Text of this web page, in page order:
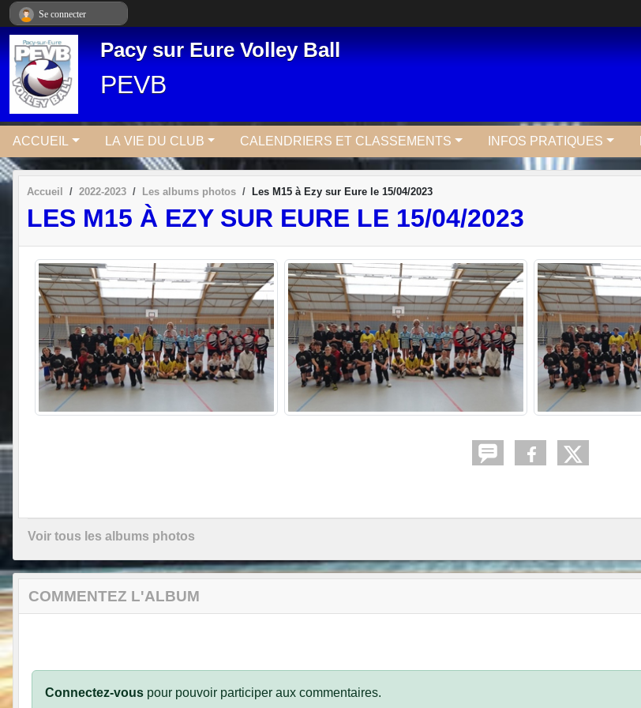
Pacy sur Eure Volley Ball
PEVB
ACCUEIL LA VIE DU CLUB CALENDRIERS ET CLASSEMENTS INFOS PRATIQUES
Accueil 2022-2023 Les albums photos Les M15 à Ezy sur Eure le 15/04/2023
LES M15 À EZY SUR EURE LE 15/04/2023
Voir tous les albums photos
COMMENTEZ L'ALBUM
Connectez-vous pour pouvoir participer aux commentaires.
Se connecter
Panneau de gestion des cookies